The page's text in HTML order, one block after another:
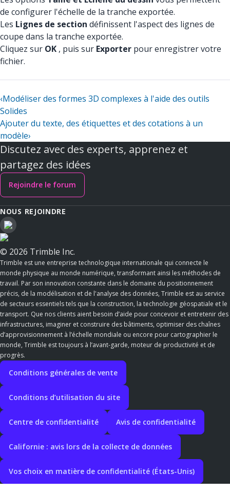
de configurer l'échelle de la tranche exportée.
Les Lignes de section définissent l'aspect des lignes de
coupe dans la tranche exportée.
Cliquez sur OK , puis sur Exporter pour enregistrer votre
fichier.
‹Modéliser des formes 3D complexes à l'aide des outils
Solides
Ajouter du texte, des étiquettes et des cotations à un
modèle›
Discutez avec des experts, apprenez et
partagez des idées
Rejoindre le forum
NOUS REJOINDRE
© 2026 Trimble Inc.
Trimble est une entreprise technologique internationale qui connecte le
monde physique au monde numérique, transformant ainsi les méthodes de
travail. Par son innovation constante dans le domaine du positionnement
précis, de la modélisation et de l'analyse des données, Trimble est au service
de secteurs essentiels tels que la construction, la technologie géospatiale et le
transport. Que nos clients aient besoin d’aide pour concevoir et entretenir des
infrastructures, imaginer et construire des bâtiments, optimiser des chaînes
d’approvisionnement à l’échelle mondiale ou encore pour cartographier le
monde, Trimble est toujours à l’avant-garde, moteur de productivité et de
progrès.
Conditions générales de vente
Conditions d’utilisation du site
Centre de confidentialité Avis de confidentialité
Californie : avis lors de la collecte de données
Vos choix en matière de confidentialité (États-Unis)